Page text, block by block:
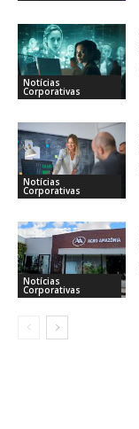
Notícias
Corporativas
Notícias
Corporativas
Notícias
Corporativas